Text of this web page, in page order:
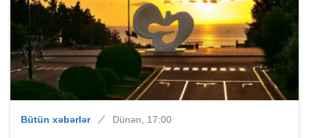
Bütün xəbərlər Dünən, 17:00